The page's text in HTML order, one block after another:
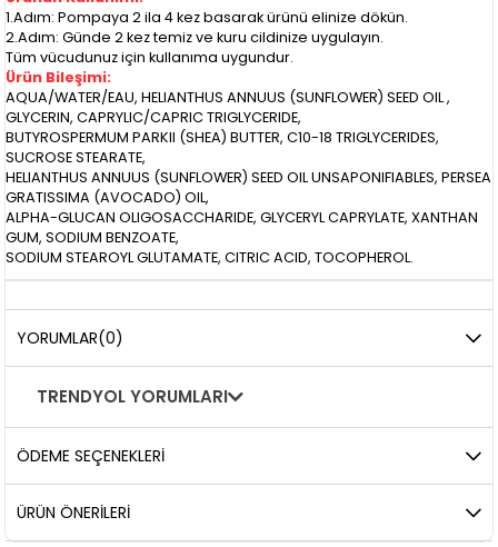
1.Adım: Pompaya 2 ila 4 kez basarak ürünü elinize dökün.
2.Adım: Günde 2 kez temiz ve kuru cildinize uygulayın.
​Tüm vücudunuz için kullanıma uygundur.
Ürün Bileşimi:
AQUA/WATER/EAU, HELIANTHUS ANNUUS (SUNFLOWER) SEED OIL ,
GLYCERIN, CAPRYLIC/CAPRIC TRIGLYCERIDE,
BUTYROSPERMUM PARKII (SHEA) BUTTER, C10-18 TRIGLYCERIDES,
SUCROSE STEARATE,
HELIANTHUS ANNUUS (SUNFLOWER) SEED OIL UNSAPONIFIABLES, PERSEA
GRATISSIMA (AVOCADO) OIL,
ALPHA-GLUCAN OLIGOSACCHARIDE, GLYCERYL CAPRYLATE, XANTHAN
GUM, SODIUM BENZOATE,
SODIUM STEAROYL GLUTAMATE, CITRIC ACID, TOCOPHEROL.
YORUMLAR(0)
TRENDYOL YORUMLARI
ÖDEME SEÇENEKLERI
ÜRÜN ÖNERILERI